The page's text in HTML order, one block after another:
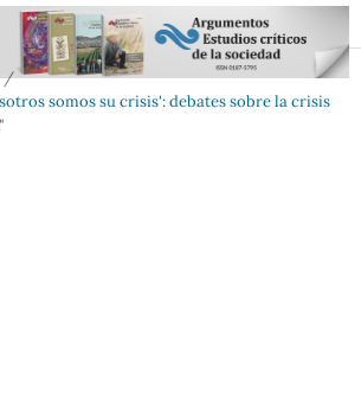
/
somos su crisis': debates sobre la crisis